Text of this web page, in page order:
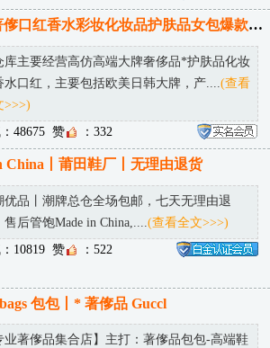
红香水彩妆化妆品护肤品女包爆款仓库一件代发
库主要经营高仿高端大牌奢侈品*护肤品化妆
水口红，主要包括欧美日韩大牌，产.... (查看
>>>)
48675 赞 ：332
China丨莆田鞋厂丨无理由退货
优品丨潮牌总仓全场包邮，七天无理由退
售后管饱Made in China,.... (查看全文>>>)
10819 赞 ：522
包包丨* 著偧品 Guccl
业著偧品集合店】主打：著偧品包包-高端鞋